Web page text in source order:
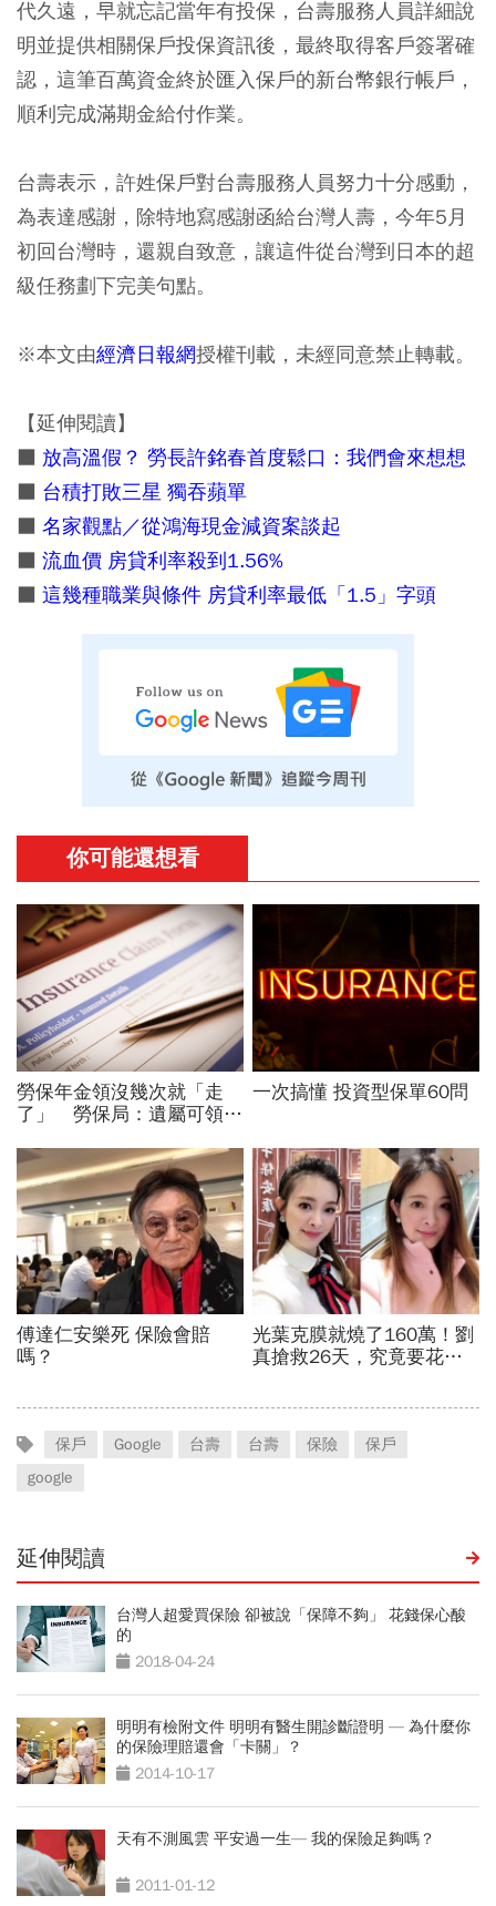
代久遠，早就忘記當年有投保，台壽服務人員詳細說
明並提供相關保戶投保資訊後，最終取得客戶簽署確
認，這筆百萬資金終於匯入保戶的新台幣銀行帳戶，
順利完成滿期金給付作業。
台壽表示，許姓保戶對台壽服務人員努力十分感動，
為表達感謝，除特地寫感謝函給台灣人壽，今年5月
初回台灣時，還親自致意，讓這件從台灣到日本的超
級任務劃下完美句點。
※本文由經濟日報網授權刊載，未經同意禁止轉載。
【延伸閱讀】
■ 放高溫假？ 勞長許銘春首度鬆口：我們會來想想
■ 台積打敗三星 獨吞蘋單
■ 名家觀點／從鴻海現金減資案談起
■ 流血價 房貸利率殺到1.56%
■ 這幾種職業與條件 房貸利率最低「1.5」字頭
保戶 Google 台壽 台壽 保險
保戶
google
延伸閱讀
台灣人超愛買保險 卻被說「保障不夠」 花錢保心酸
的
2018-04-24
明明有檢附文件 明明有醫生開診斷證明 — 為什麼你
的保險理賠還會「卡關」？
2014-10-17
天有不測風雲 平安過一生— 我的保險足夠嗎？
2011-01-12